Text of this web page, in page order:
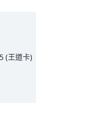
(王道卡)